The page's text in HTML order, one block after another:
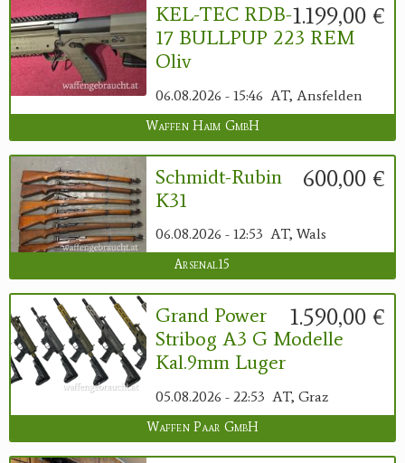
1.199,00 €
KEL-TEC RDB-
17 BULLPUP 223 REM
Oliv
06.08.2026 - 15:46 AT, Ansfelden
Waffen Haim GmbH
600,00 €
Schmidt-Rubin
K31
06.08.2026 - 12:53 AT, Wals
Arsenal15
1.590,00 €
Grand Power
Stribog A3 G Modelle
Kal.9mm Luger
05.08.2026 - 22:53 AT, Graz
Waffen Paar GmbH